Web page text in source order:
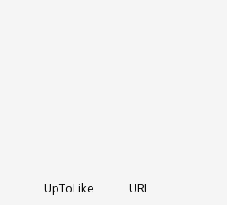
UpToLike
URL